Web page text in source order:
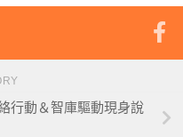
行動＆智庫驅動現身說